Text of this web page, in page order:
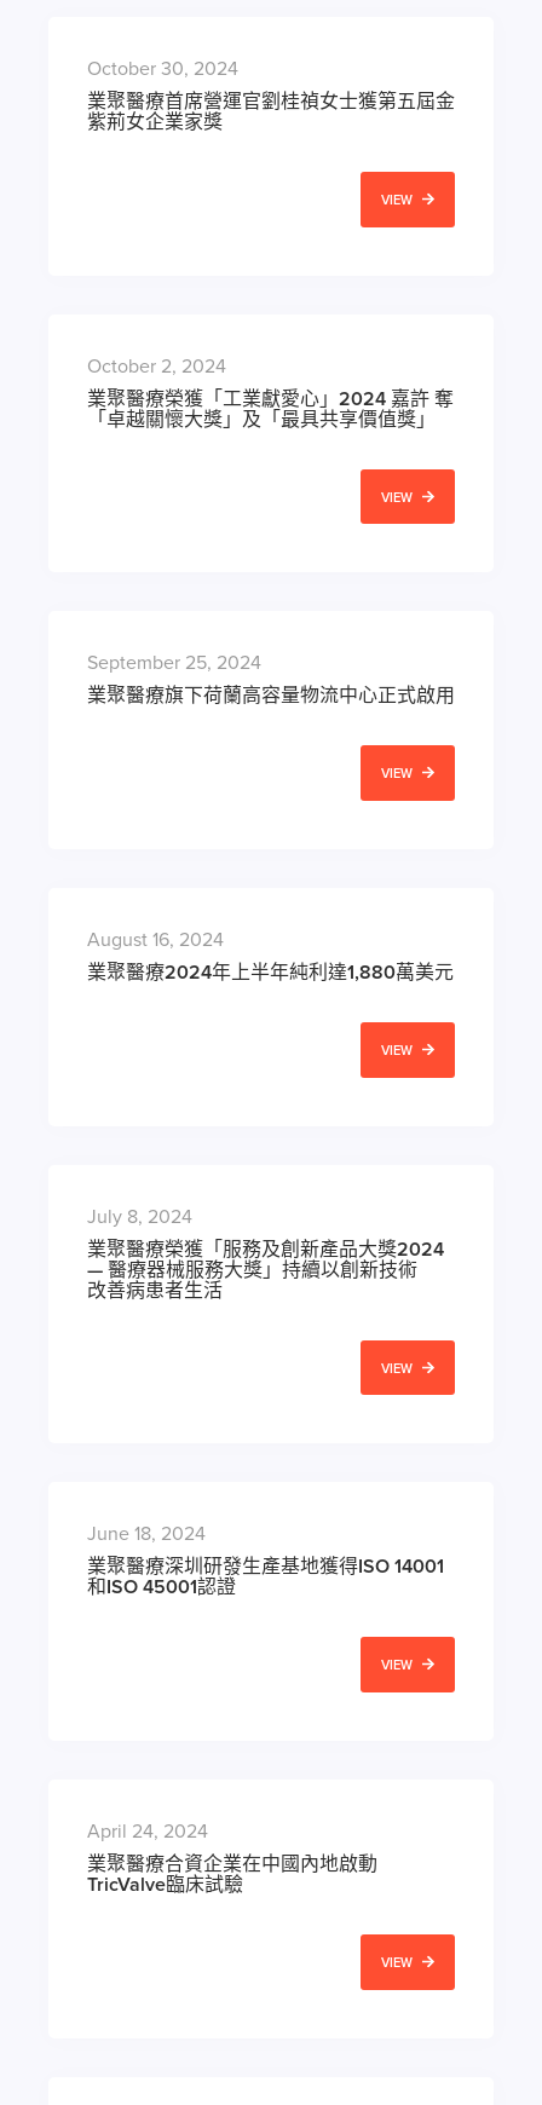
October 30, 2024
業聚醫療首席營運官劉桂禎女士獲第五屆金
紫荊女企業家獎
VIEW
October 2, 2024
業聚醫療榮獲「工業獻愛心」2024 嘉許 奪
「卓越關懷大獎」及「最具共享價值獎」
VIEW
September 25, 2024
業聚醫療旗下荷蘭高容量物流中心正式啟用
VIEW
August 16, 2024
業聚醫療2024年上半年純利達1,880萬美元
VIEW
July 8, 2024
業聚醫療榮獲「服務及創新產品大獎2024
— 醫療器械服務大獎」持續以創新技術
改善病患者生活
VIEW
June 18, 2024
業聚醫療深圳研發生產基地獲得ISO 14001
和ISO 45001認證
VIEW
April 24, 2024
業聚醫療合資企業在中國內地啟動
TricValve臨床試驗
VIEW